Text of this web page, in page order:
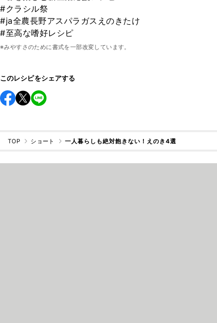
#クラシル祭
#ja全農長野アスパラガスえのきたけ
#至高な嗜好レシピ
※みやすさのために書式を一部改変しています。
このレシピをシェアする
TOP ショート 一人暮らしも絶対飽きない！えのき4選